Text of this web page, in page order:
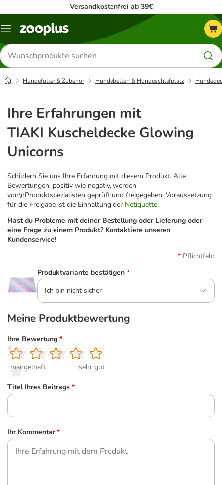
Versandkostenfrei ab 39€
Menü
Produkte
suchen
Hundefutter & Zubehör Hundebetten & Hundeschlafplatz
Ihre Erfahrungen mit
TIAKI Kuscheldecke Glowing
Unicorns
Schildern Sie uns Ihre Erfahrung mit diesem Produkt. Alle
Bewertungen, positiv wie negativ, werden
von\nProduktspezialisten geprüft und freigegeben. Voraussetzung
für die Freigabe ist die Einhaltung der Netiquette.
Hast du Probleme mit deiner Bestellung oder Lieferung oder
eine Frage zu einem Produkt? Kontaktiere unseren
Kundenservice!
Pflichtfeld
Produktvariante bestätigen *
Ich bin nicht sicher
Meine Produktbewertung
Ihre Bewertung *
1
mangelhaft
2
3
4
5
sehr gut
Titel Ihres Beitrags *
Ihr Kommentar *